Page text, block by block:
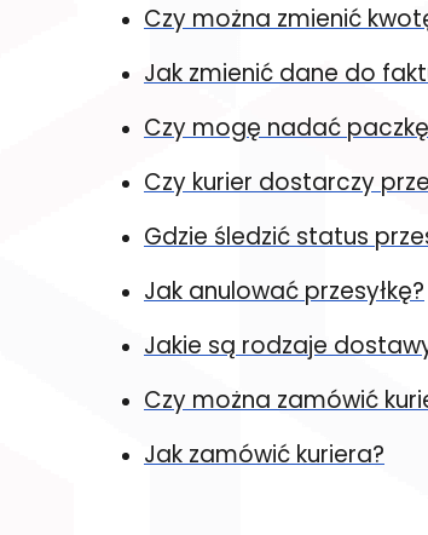
Czy można zmienić
Jak zmienić dane do
Czy mogę nadać
Czy kurier dostarczy
Gdzie śledzić status
Jak anulować przesyłkę?
Jakie są rodzaje
Czy można zamówić
Jak zamówić kuriera?